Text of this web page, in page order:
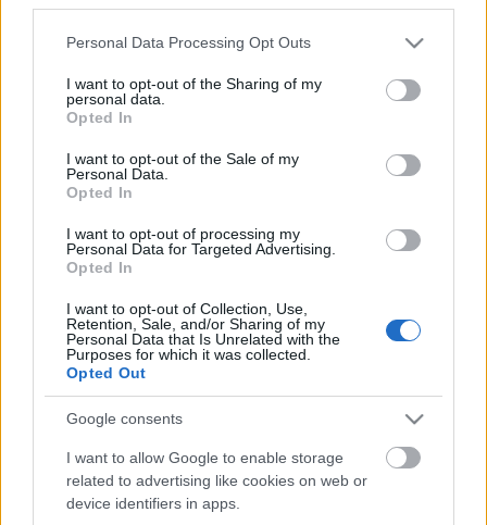
Please note that this website/app uses one or more Google
not limited to your visit or usage behaviour. You may click to
grant or deny consent to Google and its third-party tags to
use your data for below specified purposes in below Google
consent section.
Personal Data Processing Opt Outs
I want to opt-out of the Sharing of my
personal data.
Opted In
I want to opt-out of the Sale of my
Personal Data.
Opted In
I want to opt-out of processing my
Personal Data for Targeted Advertising.
Opted In
I want to opt-out of Collection, Use,
Retention, Sale, and/or Sharing of my
Personal Data that Is Unrelated with the
Purposes for which it was collected.
Opted Out
Google consents
I want to allow Google to enable storage
related to advertising like cookies on web or
device identifiers in apps.
People Are Good remixcsomag és klip
érkezett!
2024. április 05.
Reméljük, nem ez lesz a DM utolsó remixkiadványa
és klipje. Itt a Spotify link. Itt pedig a videó: